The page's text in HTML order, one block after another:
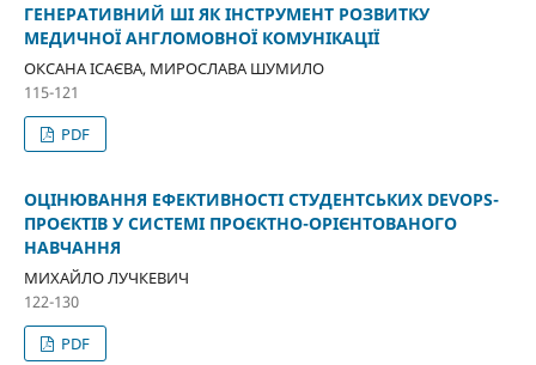
ГЕНЕРАТИВНИЙ ШІ ЯК ІНСТРУМЕНТ РОЗВИТКУ
МЕДИЧНОЇ АНГЛОМОВНОЇ КОМУНІКАЦІЇ
ОКСАНА ІСАЄВА, МИРОСЛАВА ШУМИЛО
115-121
PDF
ОЦІНЮВАННЯ ЕФЕКТИВНОСТІ СТУДЕНТСЬКИХ DEVOPS-
ПРОЄКТІВ У СИСТЕМІ ПРОЄКТНО-ОРІЄНТОВАНОГО
НАВЧАННЯ
МИХАЙЛО ЛУЧКЕВИЧ
122-130
PDF